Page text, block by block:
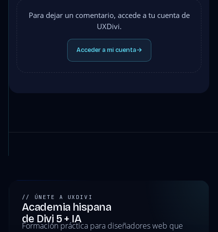
Para dejar un comentario, accede a tu cuenta de
UXDivi.
Acceder a mi cuenta→
// ÚNETE A UXDIVI
Academia hispana
de Divi 5 + IA
Formación práctica para diseñadores web que